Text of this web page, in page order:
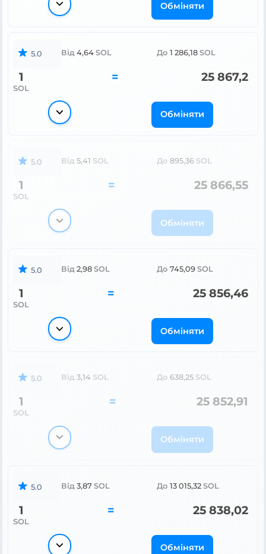
Обміняти
5.0 Від 4,64 SOL До 1 286,18 SOL
1
SOL
= 25 867,2
Обміняти
5.0 Від 5,41 SOL До 895,36 SOL
1
SOL
= 25 866,55
Обміняти
5.0 Від 2,98 SOL До 745,09 SOL
1
SOL
= 25 856,46
Обміняти
5.0 Від 3,14 SOL До 638,25 SOL
1
SOL
= 25 852,91
Обміняти
5.0 Від 3,87 SOL До 13 015,32 SOL
1
SOL
= 25 838,02
Обміняти